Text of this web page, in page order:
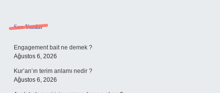
Sidebar
Son Yazılar
Engagement bait ne demek ?
Ağustos 6, 2026
Kur’an’ın terim anlamı nedir ?
Ağustos 6, 2026